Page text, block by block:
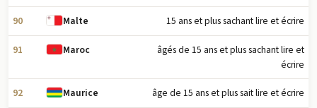
90 Malte 15 ans et plus sachant lire et écrire
91 Maroc
âgés de 15 ans et plus sachant lire et
écrire
92 Maurice âge de 15 ans et plus sait lire et écrire